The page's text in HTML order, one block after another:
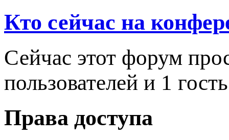
Кто сейчас на
Сейчас этот форум
пользователей и 1 гость
Права доступа